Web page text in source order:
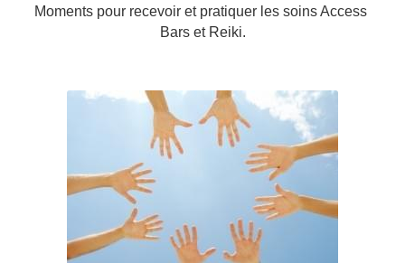
Moments pour recevoir et pratiquer les soins Access
Bars et Reiki.